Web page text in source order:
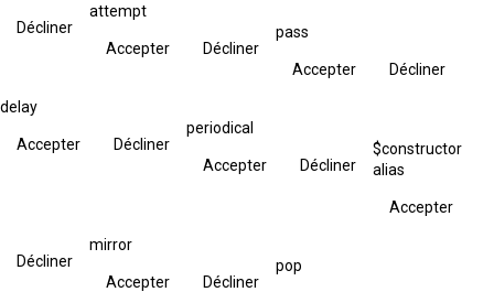
Décliner
attempt
Accepter Décliner
pass
Accepter Décliner
delay
Accepter Décliner
periodical
Accepter Décliner
$constructor
alias
Accepter
Décliner
mirror
Accepter Décliner
pop